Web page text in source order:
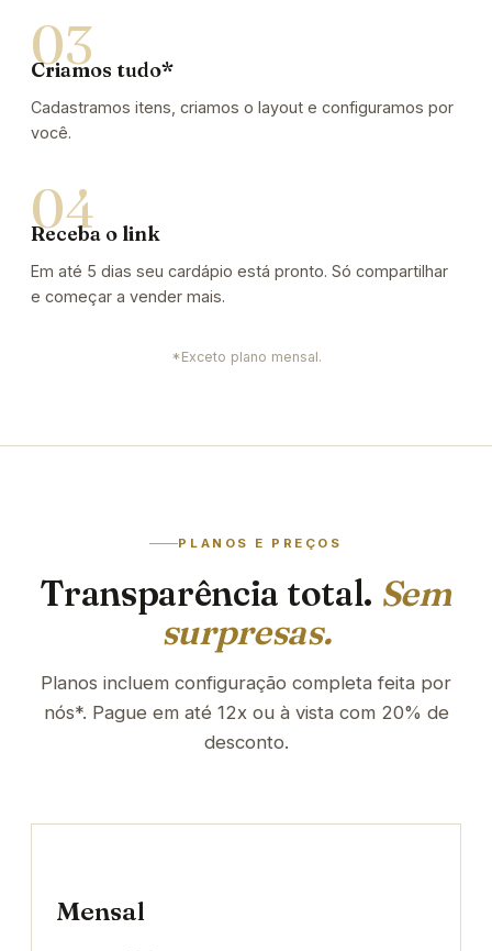
Criamos tudo*
Cadastramos itens, criamos o layout e configuramos por
você.
Receba o link
Em até 5 dias seu cardápio está pronto. Só compartilhar
e começar a vender mais.
*Exceto plano mensal.
PLANOS E PREÇOS
Transparência total. Sem
surpresas.
Planos incluem configuração completa feita por
nós*. Pague em até 12x ou à vista com 20% de
desconto.
Mensal